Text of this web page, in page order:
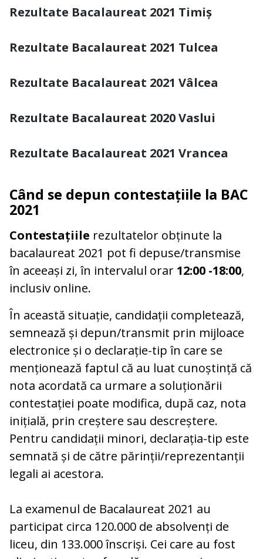
Rezultate Bacalaureat 2021 Timiș
Rezultate Bacalaureat 2021 Tulcea
Rezultate Bacalaureat 2021 Vâlcea
Rezultate Bacalaureat 2020 Vaslui
Rezultate Bacalaureat 2021 Vrancea
Când se depun contestațiile la BAC
2021
Contestațiile rezultatelor obținute la
bacalaureat 2021 pot fi depuse/transmise
în aceeași zi, în intervalul orar 12:00 -18:00,
inclusiv online.
În această situație, candidații completează,
semnează și depun/transmit prin mijloace
electronice și o declarație-tip în care se
menționează faptul că au luat cunoștință că
nota acordată ca urmare a soluționării
contestației poate modifica, după caz, nota
inițială, prin creștere sau descreștere.
Pentru candidații minori, declarația-tip este
semnată și de către părinții/reprezentanții
legali ai acestora.
La examenul de Bacalaureat 2021 au
participat circa 120.000 de absolvenți de
liceu, din 133.000 înscriși. Cei care au fost